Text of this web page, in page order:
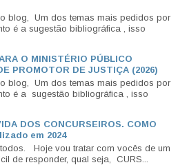
blog, Um dos temas mais pedidos por
é a sugestão bibliográfica , isso
O MINISTÉRIO PÚBLICO
PROMOTOR DE JUSTIÇA (2026)
blog, Um dos temas mais pedidos por
é a sugestão bibliográfica , isso
DOS CONCURSEIROS. COMO
em 2024
Hoje vou tratar com vocês de um
de responder, qual seja, CURS...